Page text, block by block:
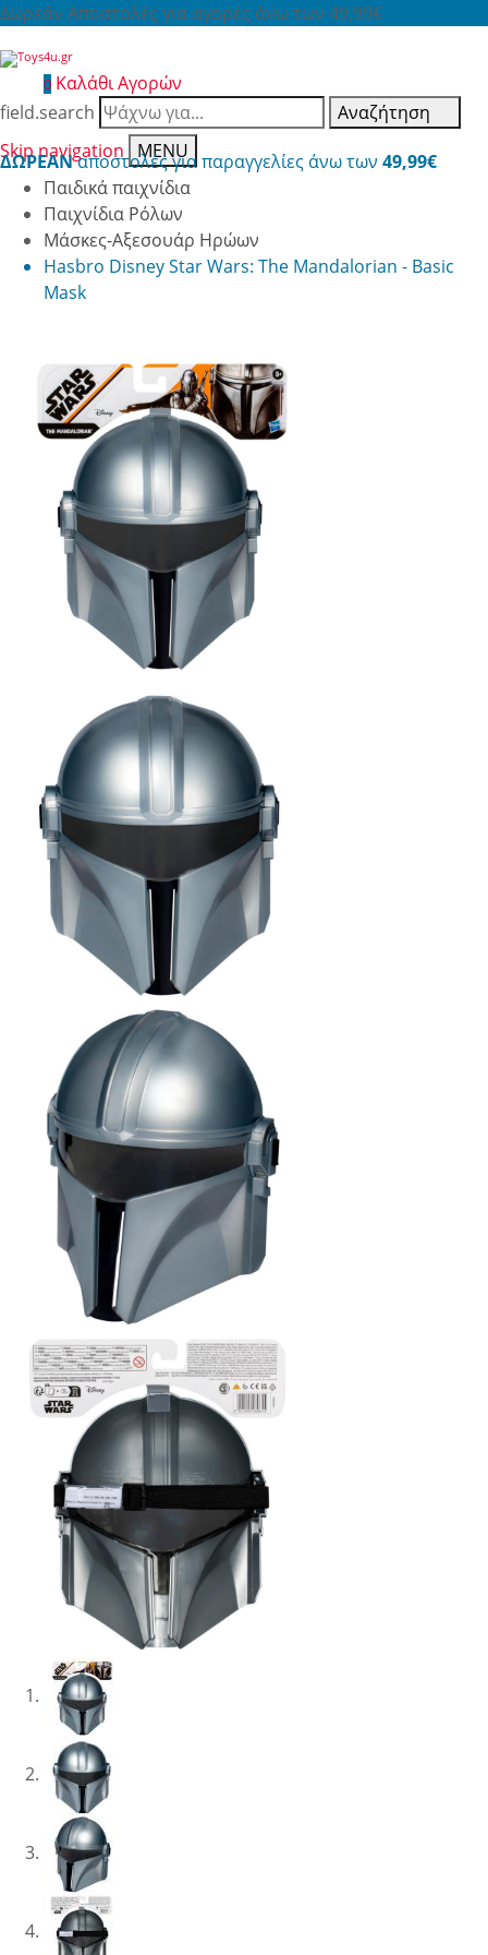
Δωρεάν Αποστολές για αγορές άνω των 49,99€
0 Καλάθι Αγορών
field.search
Αναζήτηση
Skip navigation
MENU
ΔΩΡΕΑΝαποστολές για παραγγελίες άνω των 49,99€
Παιδικά παιχνίδια
Παιχνίδια Ρόλων
Μάσκες-Αξεσουάρ Ηρώων
Hasbro Disney Star Wars: The Mandalorian - Basic
Mask